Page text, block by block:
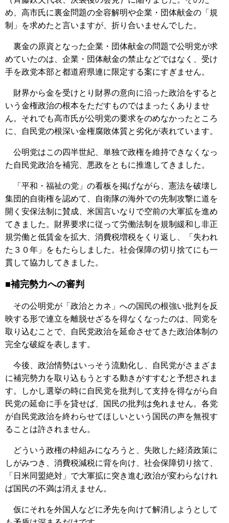
め、高市氏に裏金問題の全容解明や企業・団体献金の「規
制」を求めたと言いますが、折り合いませんでした。
裏金の原資となった企業・団体献金の問題で公明党が求
めていたのは、企業・団体献金の禁止などではなく、受け
手を政党本部と都道府県連に限定する案にすぎません。
財界から金を受けとり財界の意向に沿った政治をすると
いう金権政治の根本をただすものではまったくありませ
ん。それでも高市氏が公明党の要求をのめなかったところ
に、自民党の根深い金権腐敗体質と劣化が表れています。
公明党はこの四半世紀、単独で政権を維持できなくなっ
た自民党政治を補完、悪政をともに推進してきました。
「平和・福祉の党」の看板を掲げながら、憲法を破壊し
集団的自衛権を認めて、自衛隊の海外での先制攻撃に道を
開く安保法制に賛成、米国言いなりで空前の大軍拡を進め
てきました。財界要求に従って労働法制を規制緩和し非正
規労働と低賃金を拡大、消費税増税をくり返し、「失われ
た３０年」をもたらしました。社会保障の切り捨てにも一
貫して協力してきました。
■補完勢力への審判
その公明党が「政治とカネ」への国民の根強い批判を反
映する形で連立を離脱せざるを得なくなったのは、同党を
取り込むことで、自民党政治を延命させてきた政治体制の
完全な破綻を表します。
今後、政治情勢はいっそう流動化し、自民党がさまざま
に補完勢力を取り込もうとする動きがすすむと予想されま
す。しかし選挙の時に自民党を批判して支持を得ながら自
民党の延命に手を貸せば、国民の批判は免れません。各党
が自民党政治を終わらせてほしいという国民の声を無視す
ることは許されません。
どういう政権の枠組みになろうと、失敗した経済政策に
しがみつき、消費税減税に背を向け、社会保障切り捨て、
「日米同盟絶対」で大軍拡に突き進む政治が変わらなけれ
ば国民の不満は消えません。
仮にそれを外国人などに矛先を向けて解消しようとして